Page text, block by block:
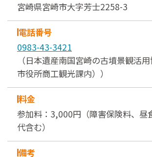
宮崎県宮崎市大字芳士2258-3
電話番号
0983-43-3421
（日本遺産南国宮崎の古墳景観活
市役所商工観光課内））
料金
参加料：3,000円（障害保険料、昼
代含む）
備考